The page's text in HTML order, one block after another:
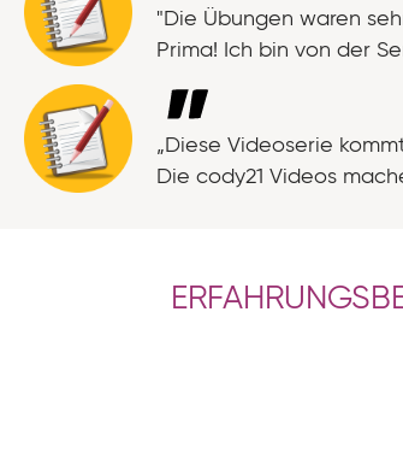
"Die Übungen waren
Prima! Ich bin von der
„Diese Videoserie
Die cody21 Videos